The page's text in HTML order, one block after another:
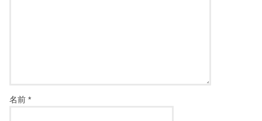
名前*